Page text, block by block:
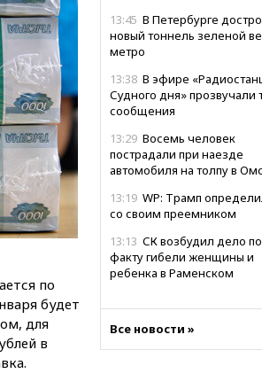
13:45 В Петербурге
новый тоннель зеленой
метро
13:38 В эфире
Судного дня» прозвучали
сообщения
13:29 Восемь человек
пострадали при наезде
автомобиля на толпу в
13:19 WP: Трамп
со своим преемником
13:13 СК возбудил дело по
факту гибели женщины и
ребенка в Раменском
пострадали пять человек
Все новости »
по
будет
для
в